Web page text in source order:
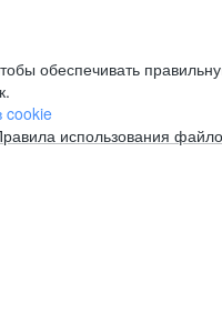
обеспечивать
cookie
использования